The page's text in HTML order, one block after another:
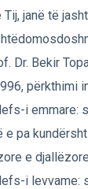
janë të
Dr. Bekir
përkthimi
i emmare:
e pa
e
i levvame: